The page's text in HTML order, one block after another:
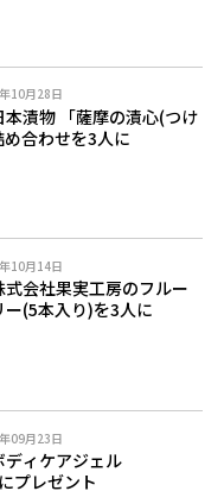
10月28日
本漬物 「薩摩の漬心(つけ
合わせを3人に
10月14日
式会社果実工房のフルー
(5本入り)を3人に
09月23日
ディケアジェル
プレゼント